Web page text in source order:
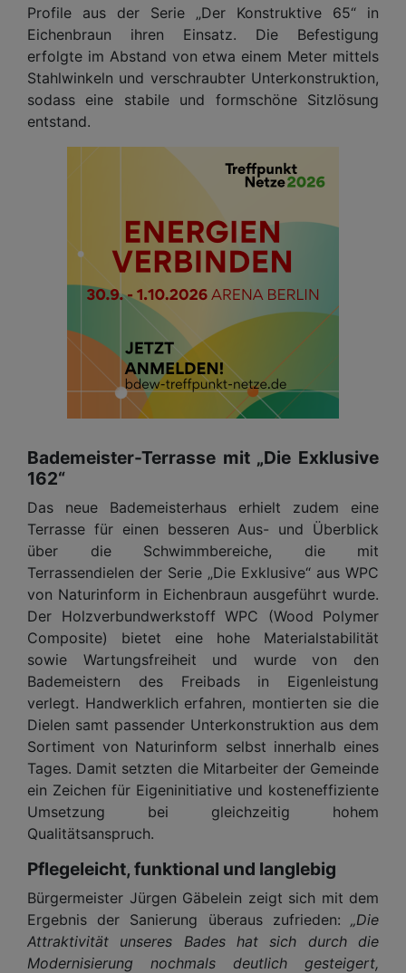
Profile aus der Serie „Der Konstruktive 65“ in
Eichenbraun ihren Einsatz. Die Befestigung
erfolgte im Abstand von etwa einem Meter mittels
Stahlwinkeln und verschraubter Unterkonstruktion,
sodass eine stabile und formschöne Sitzlösung
entstand.
Bademeister-Terrasse mit „Die Exklusive
162“
Das neue Bademeisterhaus erhielt zudem eine
Terrasse für einen besseren Aus- und Überblick
über die Schwimmbereiche, die mit
Terrassendielen der Serie „Die Exklusive“ aus WPC
von Naturinform in Eichenbraun ausgeführt wurde.
Der Holzverbundwerkstoff WPC (Wood Polymer
Composite) bietet eine hohe Materialstabilität
sowie Wartungsfreiheit und wurde von den
Bademeistern des Freibads in Eigenleistung
verlegt. Handwerklich erfahren, montierten sie die
Dielen samt passender Unterkonstruktion aus dem
Sortiment von Naturinform selbst innerhalb eines
Tages. Damit setzten die Mitarbeiter der Gemeinde
ein Zeichen für Eigeninitiative und kosteneffiziente
Umsetzung bei gleichzeitig hohem
Qualitätsanspruch.
Pflegeleicht, funktional und langlebig
Bürgermeister Jürgen Gäbelein zeigt sich mit dem
Ergebnis der Sanierung überaus zufrieden: „Die
Attraktivität unseres Bades hat sich durch die
Modernisierung nochmals deutlich gesteigert,